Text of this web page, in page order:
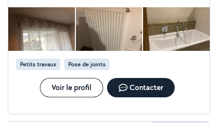
Petits travaux Pose de joints
Voir le profil Contacter